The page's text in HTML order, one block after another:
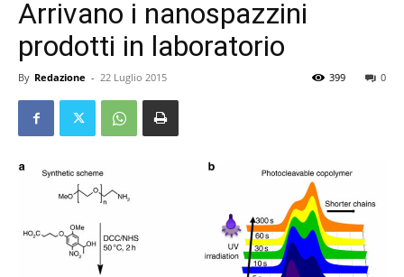
Arrivano i nanospazzini
prodotti in laboratorio
By Redazione - 22 Luglio 2015 0
399